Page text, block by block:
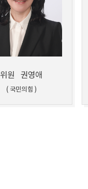
위원 권영애
( 국민의힘 )